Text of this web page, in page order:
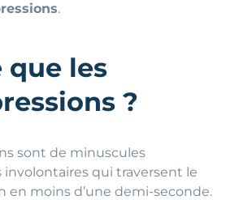
.
que les
?
sont de minuscules
involontaires qui traversent le
en moins d’une demi-seconde.